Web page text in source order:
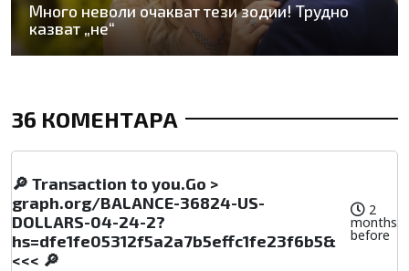
Много неволи очакват тези зодии! Трудно
казват „не“
36 КОМЕНТАРА
🔎 Transaction to you.Go >
graph.org/BALANCE-36824-US-
DOLLARS-04-24-2?
hs=dfe1fe05312f5a2a7b5effc1fe23f6b5&
<<< 🔎
2
months
before